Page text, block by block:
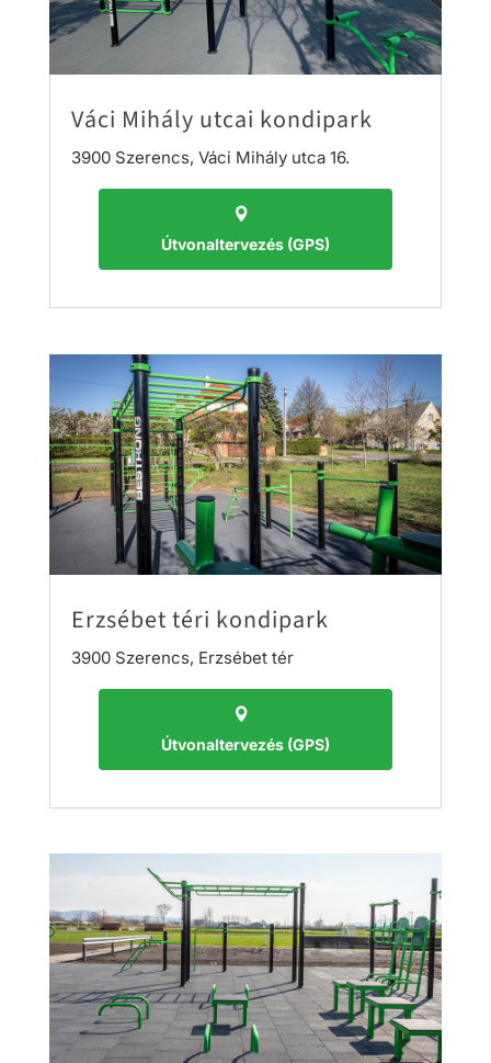
Váci Mihály utcai kondipark
3900 Szerencs, Váci Mihály utca 16.
Útvonaltervezés (GPS)
Erzsébet téri kondipark
3900 Szerencs, Erzsébet tér
Útvonaltervezés (GPS)